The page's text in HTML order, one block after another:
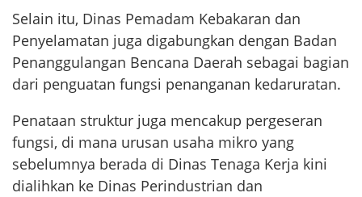
Selain itu, Dinas Pemadam Kebakaran dan
Penyelamatan juga digabungkan dengan Badan
Penanggulangan Bencana Daerah sebagai bagian
dari penguatan fungsi penanganan kedaruratan.
Penataan struktur juga mencakup pergeseran
fungsi, di mana urusan usaha mikro yang
sebelumnya berada di Dinas Tenaga Kerja kini
dialihkan ke Dinas Perindustrian dan